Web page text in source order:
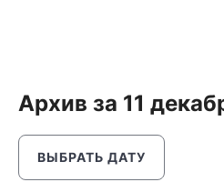
Архив за 11
ВЫБРАТЬ ДАТУ